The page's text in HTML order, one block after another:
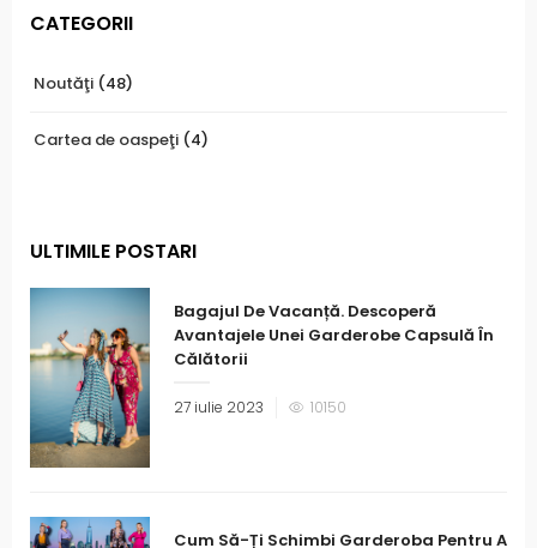
CATEGORII
Noutăţi (48)
Cartea de oaspeţi (4)
ULTIMILE POSTARI
Bagajul De Vacanță. Descoperă
Avantajele Unei Garderobe Capsulă În
Călătorii
27 iulie 2023 10150
Cum Să-Ți Schimbi Garderoba Pentru A